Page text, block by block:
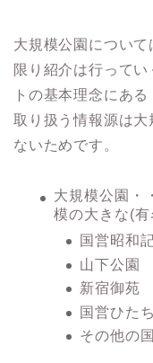
大規模公園につい
限り紹介は行って
トの基本理念にあ
取り扱う情報源は
ないためです。
大規模公園・
模の大きな(有
国営昭和
山下公園
新宿御苑
国営ひた
その他の